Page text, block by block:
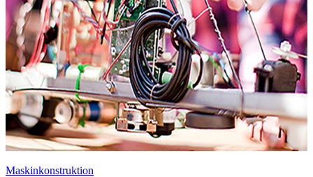
Maskinkonstruktion